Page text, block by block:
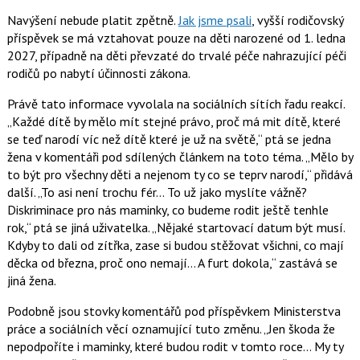
Navýšení nebude platit zpětně.Jak jsme psali , vyšší rodičovský
příspěvek se má vztahovat pouze na děti narozené od 1. ledna
2027, případně na děti převzaté do trvalé péče nahrazující péči
rodičů po nabytí účinnosti zákona.
Právě tato informace vyvolala na sociálních sítích řadu reakcí.
Každé dítě by mělo mít stejné právo, proč má mit dítě, které
se teď narodí víc než dítě které je už na světě, ptá se jedna
žena v komentáři pod sdílených článkem na toto téma. Mělo by
to být pro všechny děti a nejenom ty co se teprv narodí, přidává
další. To asi není trochu fér… To už jako myslíte vážně?
Diskriminace pro nás maminky, co budeme rodit ještě tenhle
rok, ptá se jiná uživatelka. Nějaké startovací datum být musí.
Kdyby to dali od zítřka, zase si budou stěžovat všichni, co mají
děcka od března, proč ono nemají… A furt dokola, zastává se
jiná žena.
Podobně jsou stovky komentářů pod příspěvkem Ministerstva
práce a sociálních věcí oznamující tuto změnu. Jen škoda že
nepodpoříte i maminky, které budou rodit v tomto roce… My ty